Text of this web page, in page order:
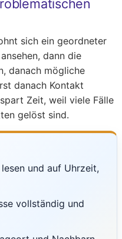
sich ein geordneter
dann die
danach mögliche
danach Kontakt
Zeit, weil viele Fälle
gelöst sind.
und auf Uhrzeit,
vollständig und